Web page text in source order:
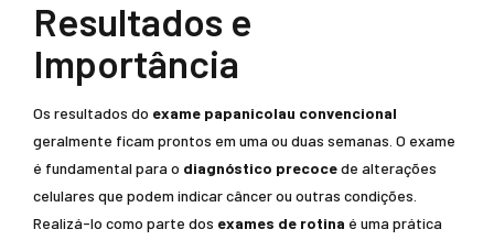
Resultados e
Importância
Os resultados do exame papanicolau convencional
geralmente ficam prontos em uma ou duas semanas. O exame
é fundamental para o diagnóstico precocede alterações
celulares que podem indicar câncer ou outras condições.
Realizá-lo como parte dos exames de rotina é uma prática